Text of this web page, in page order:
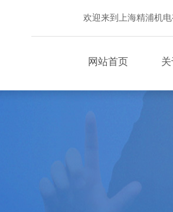
欢迎来到上海精浦机电
网站首页